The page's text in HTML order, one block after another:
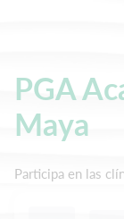
PGA
Maya
Participa en las